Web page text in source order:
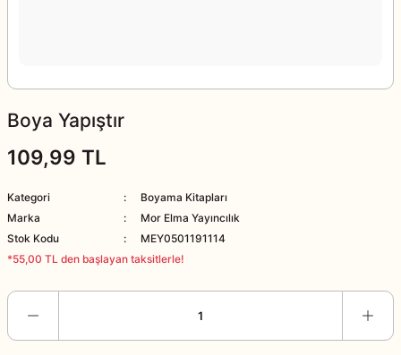
Boya Yapıştır
109,99 TL
Kategori
Boyama Kitapları
Marka
Mor Elma Yayıncılık
Stok Kodu
MEY0501191114
*55,00 TL den başlayan taksitlerle!